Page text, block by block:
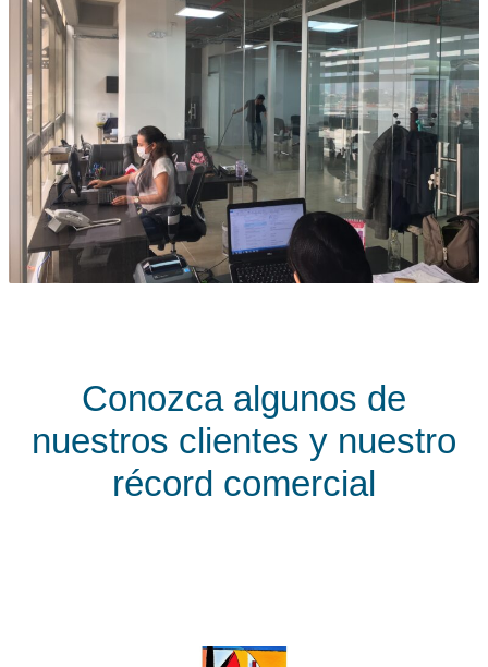
Conozca algunos de
nuestros clientes y nuestro
récord comercial